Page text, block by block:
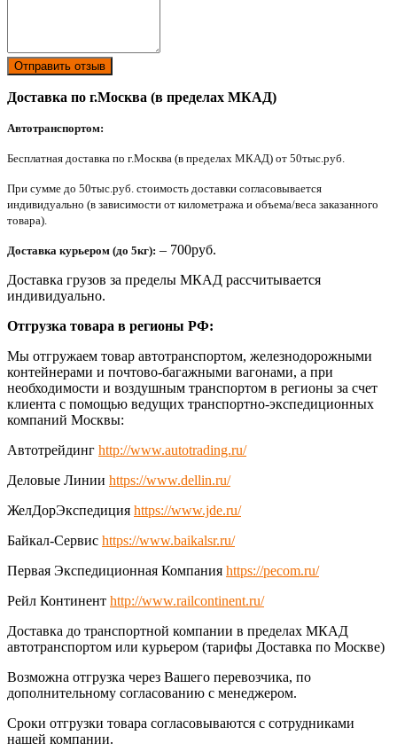
Отправить отзыв
Доставка по г.Москва (в пределах МКАД)
Автотранспортом:
Бесплатная доставка по г.Москва (в пределах МКАД) от 50тыс.руб.
При сумме до 50тыс.руб. стоимость доставки согласовывается
индивидуально (в зависимости от километража и объема/веса заказанного
товара).
Доставка курьером (до 5кг): – 700руб.
Доставка грузов за пределы МКАД рассчитывается
индивидуально.
Отгрузка товара в регионы РФ:
Мы отгружаем товар автотранспортом, железнодорожными
контейнерами и почтово-багажными вагонами, а при
необходимости и воздушным транспортом в регионы за счет
клиента с помощью ведущих транспортно-экспедиционных
компаний Москвы:
Автотрейдинг http://www.autotrading.ru/
Деловые Линии https://www.dellin.ru/
ЖелДорЭкспедиция https://www.jde.ru/
Байкал-Сервис https://www.baikalsr.ru/
Первая Экспедиционная Компания https://pecom.ru/
Рейл Континент http://www.railcontinent.ru/
Доставка до транспортной компании в пределах МКАД
автотранспортом или курьером (тарифы Доставка по Москве)
Возможна отгрузка через Вашего перевозчика, по
дополнительному согласованию с менеджером.
Сроки отгрузки товара согласовываются с сотрудниками
нашей компании.